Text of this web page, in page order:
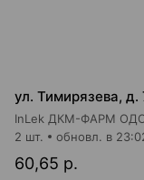
InLek ДКМ-ФАРМ
60,65 р.
2 шт. обновл. в